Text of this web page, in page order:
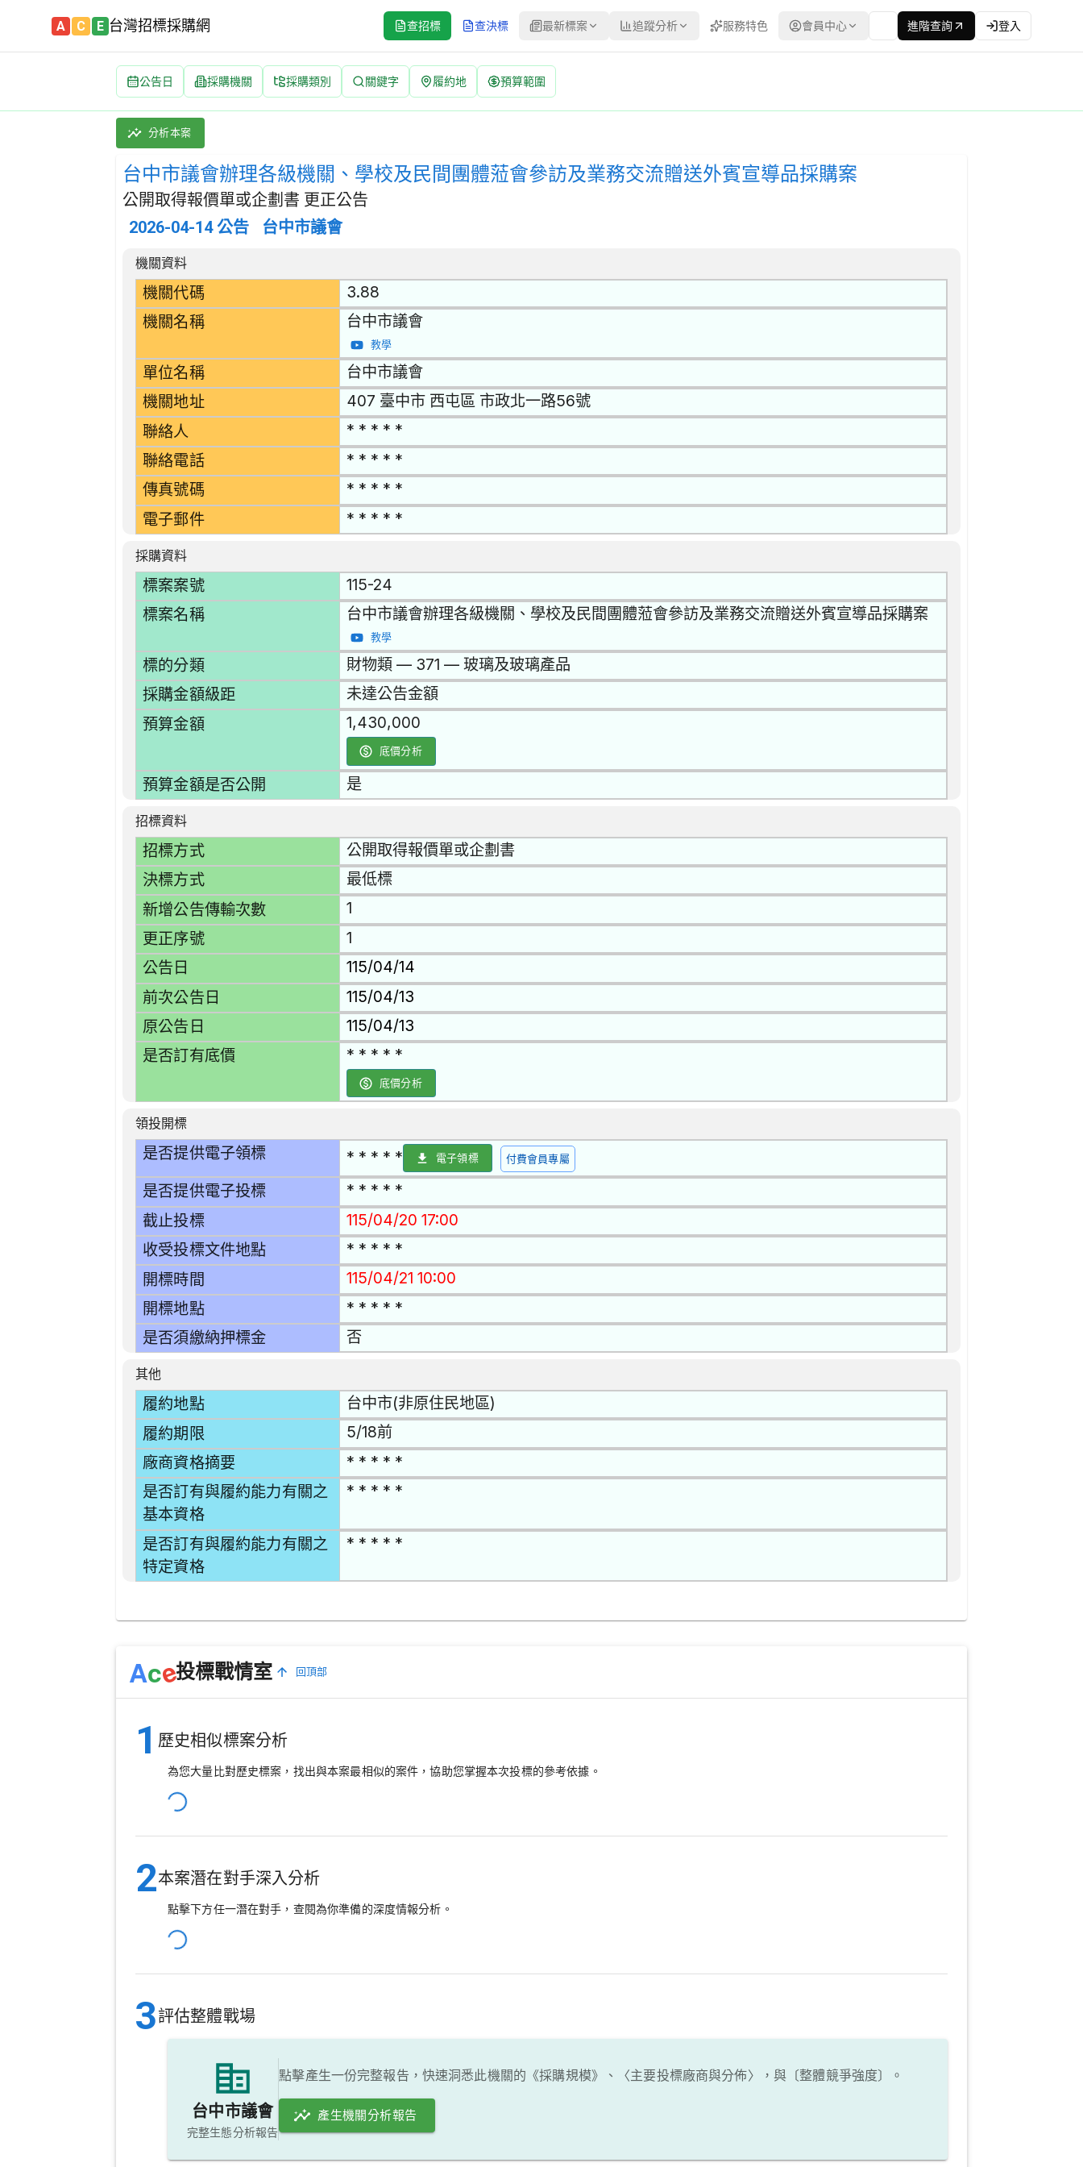
A C E 台灣招標採購網 查招標 查決標 最新標案 追蹤分析 服務特色 會員中心 進階查詢 登入
公告日 採購機關 採購類別 關鍵字 履約地 預算範圍
台中市議會辦理各級機關、學校及民間團體蒞會參訪及業務交流贈送外賓宣導品採購案 招標公告 | 案號：115-24 | 公開取得報價單或企劃書 更正公告
採購類別：財物類 玻璃及玻璃產品 | 招標方式：公開取得報價單或企劃書 | 決標方式：最低標 | 資料來源：台灣政府電子採購網（公共工程委員會） | 更新時間：2026-
分析本案
台中市議會辦理各級機關、學校及民間團體蒞會參訪及業務交流贈送外賓宣導品採購案
公開取得報價單或企劃書 更正公告
2026-04-14 公告 台中市議會
招標公告詳細內容
機關資料
機關代碼 3.88
機關名稱 台中市議會
教學
單位名稱 台中市議會
機關地址 407 臺中市 西屯區 市政北一路56號
聯絡人 * * * * *
聯絡電話 * * * * *
傳真號碼 * * * * *
電子郵件 * * * * *
採購資料
標案案號 115-24
標案名稱 台中市議會辦理各級機關、學校及民間團體蒞會參訪及業務交流贈送外賓宣導品採購案
教學
標的分類 財物類 — 371 — 玻璃及玻璃產品
採購金額級距 未達公告金額
預算金額 1,430,000
底價分析
預算金額是否公開 是
招標資料
招標方式 公開取得報價單或企劃書
決標方式 最低標
新增公告傳輸次數 1
更正序號 1
公告日 115/04/14
前次公告日 115/04/13
原公告日 115/04/13
是否訂有底價 * * * * *
底價分析
領投開標
是否提供電子領標 * * * * * 電子領標 付費會員專屬
是否提供電子投標 * * * * *
截止投標 115/04/20 17:00
收受投標文件地點 * * * * *
開標時間 115/04/21 10:00
開標地點 * * * * *
是否須繳納押標金 否
其他
履約地點 台中市(非原住民地區)
履約期限 5/18前
廠商資格摘要 * * * * *
是否訂有與履約能力有關之
基本資格
* * * * *
是否訂有與履約能力有關之
特定資格
* * * * *
Ace投標戰情室 回頂部
1 歷史相似標案分析
為您大量比對歷史標案，找出與本案最相似的案件，協助您掌握本次投標的參考依據。
2本案潛在對手深入分析
點擊下方任一潛在對手，查閱為你準備的深度情報分析。
3評估整體戰場
台中市議會
完整生態分析報告
點擊產生一份完整報告，快速洞悉此機關的《採購規模》、〈主要投標廠商與分佈〉，與〔整體競爭強度〕。
產生機關分析報告